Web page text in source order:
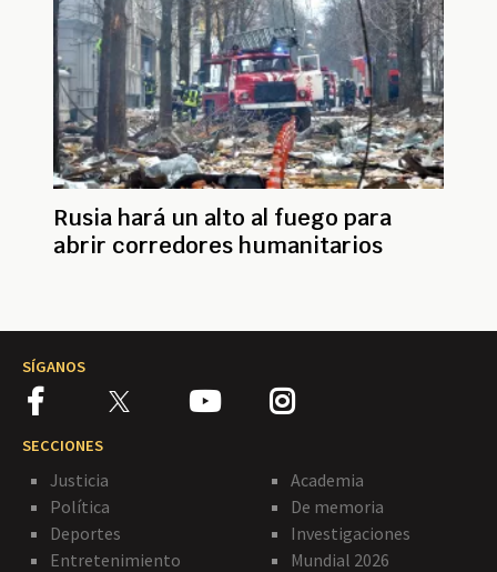
Rusia hará un alto al fuego para
abrir corredores humanitarios
SÍGANOS
SECCIONES
Justicia
Política
Deportes
Entretenimiento
Academia
De memoria
Investigaciones
Mundial 2026